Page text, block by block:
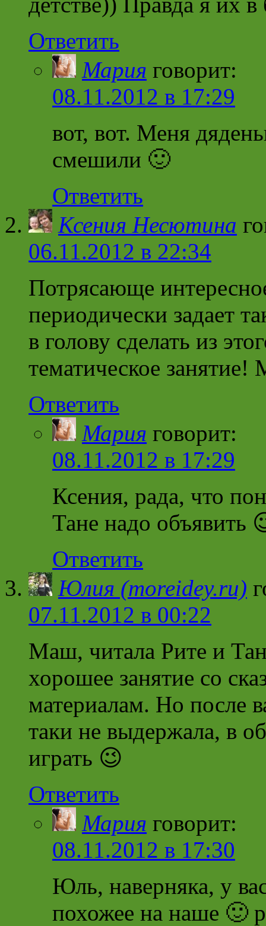
Ответить
Мария говорит:
08.11.2012 в 17:29
вот, вот. Меня
смешили 🙂
Ответить
Ксения Несютина
06.11.2012 в 22:34
Потрясающе
периодически задает
в голову сделать из
тематическое
Ответить
Мария говорит:
08.11.2012 в 17:29
Ксения, рада, что
Тане надо объявить
Ответить
Юлия (moreidey.ru)
07.11.2012 в 00:22
Маш, читала Рите и
хорошее занятие со
материалам. Но после
таки не выдержала, в
играть 😉
Ответить
Мария говорит:
08.11.2012 в 17:30
Юль, наверняка, у
похожее на наше 🙂